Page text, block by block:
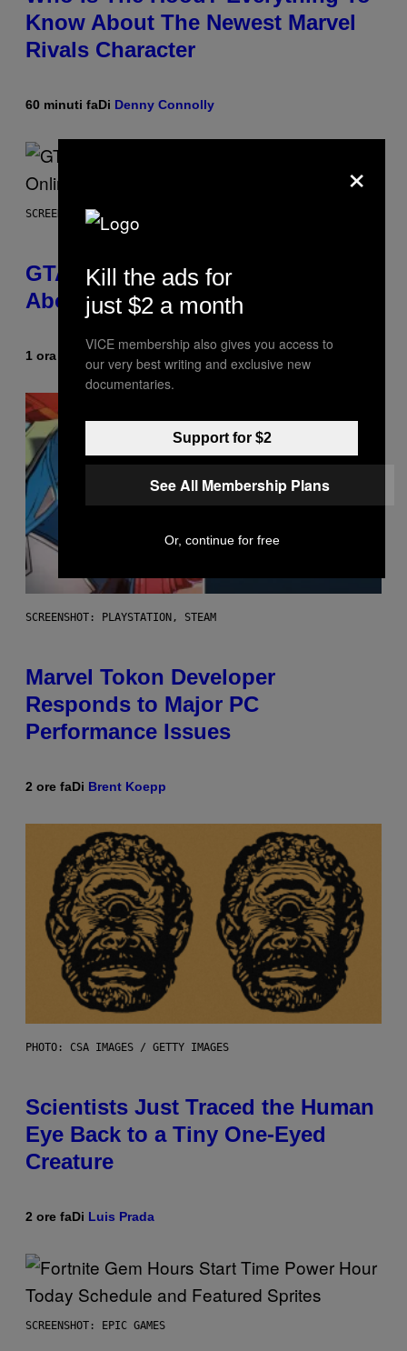
Know About The Newest Marvel
Rivals Character
60 minuti faDi Denny Connolly
SCREENSHOT: ROCKSTAR GAMES
GTA 6 Gets Concerning Update
About GTA Online Release Date
1 ora fa
SCREENSHOT: PLAYSTATION, STEAM
Marvel Tokon Developer
Responds to Major PC
Performance Issues
2 ore faDi Brent Koepp
PHOTO: CSA IMAGES / GETTY IMAGES
Scientists Just Traced the Human
Eye Back to a Tiny One-Eyed
Creature
2 ore faDi Luis Prada
SCREENSHOT: EPIC GAMES
×
Kill the ads for
just $2 a month
VICE membership also gives you access to
our very best writing and exclusive new
documentaries.
Support for $2
See All Membership Plans
Or, continue for free